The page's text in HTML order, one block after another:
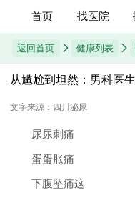
首页 找医院
返回首页 健康列表
从尴尬到坦然：男科医
文字来源：四川泌尿
尿尿刺痛
蛋蛋胀痛
下腹坠痛这